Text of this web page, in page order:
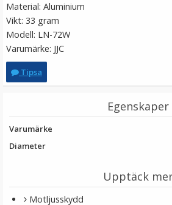
Step Up Ring 49-67mm - Gör
69 kr
Material: Aluminium
Vikt: 33 gram
Modell: LN-72W
Varumärke: JJC
Tipsa
Egenskaper
Varumärke
Diameter
Upptäck
Motljusskydd